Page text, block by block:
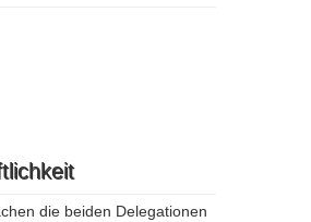
die beiden Delegationen